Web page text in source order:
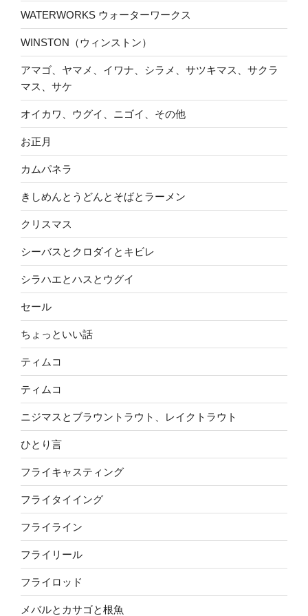
WATERWORKS ウォーターワークス
WINSTON（ウィンストン）
アマゴ、ヤマメ、イワナ、シラメ、サツキマス、サクラ
マス、サケ
オイカワ、ウグイ、ニゴイ、その他
お正月
カムパネラ
きしめんとうどんとそばとラーメン
クリスマス
シーバスとクロダイとキビレ
シラハエとハスとウグイ
セール
ちょっといい話
ティムコ
ティムコ
ニジマスとブラウントラウト、レイクトラウト
ひとり言
フライキャスティング
フライタイイング
フライライン
フライリール
フライロッド
メバルとカサゴと根魚